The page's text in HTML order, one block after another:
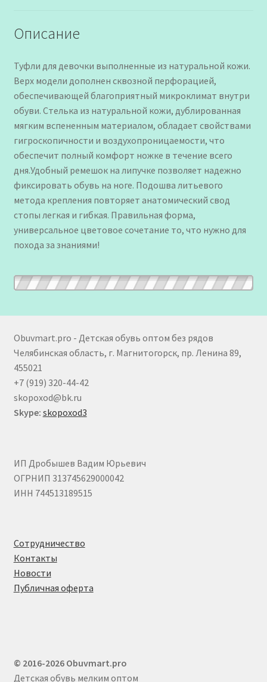
Описание
Туфли для девочки выполненные из натуральной кожи.
Верх модели дополнен сквозной перфорацией,
обеспечивающей благоприятный микроклимат внутри
обуви. Стелька из натуральной кожи, дублированная
мягким вспененным материалом, обладает свойствами
гигроскопичности и воздухопроницаемости, что
обеспечит полный комфорт ножке в течение всего
дня.Удобный ремешок на липучке позволяет надежно
фиксировать обувь на ноге. Подошва литьевого
метода крепления повторяет анатомический свод
стопы легкая и гибкая. Правильная форма,
универсальное цветовое сочетание то, что нужно для
похода за знаниями!
Obuvmart.pro - Детская обувь оптом без рядов
Челябинская область, г. Магнитогорск, пр. Ленина 89,
455021
+7 (919) 320-44-42
skopoxod@bk.ru
Skype: skopoxod3
ИП Дробышев Вадим Юрьевич
ОГРНИП 313745629000042
ИНН 744513189515
Сотрудничество
Контакты
Новости
Публичная оферта
© 2016-2026 Obuvmart.pro
Детская обувь мелким оптом